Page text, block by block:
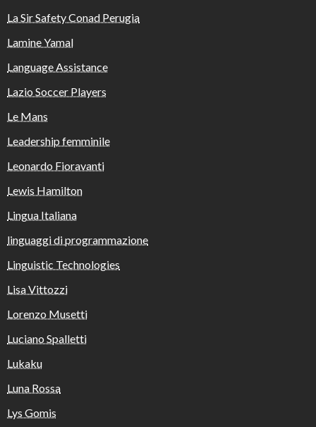
La Sir Safety Conad Perugia
Lamine Yamal
Language Assistance
Lazio Soccer Players
Le Mans
Leadership femminile
Leonardo Fioravanti
Lewis Hamilton
Lingua Italiana
linguaggi di programmazione
Linguistic Technologies
Lisa Vittozzi
Lorenzo Musetti
Luciano Spalletti
Lukaku
Luna Rossa
Lys Gomis